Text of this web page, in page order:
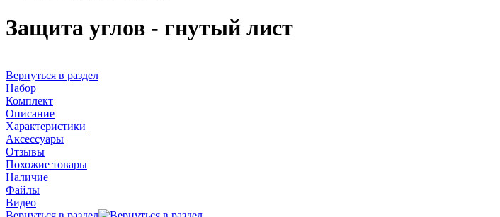
Защита углов - гнутый лист
Вернуться в раздел
Набор
Комплект
Описание
Характеристики
Аксессуары
Отзывы
Похожие товары
Наличие
Файлы
Видео